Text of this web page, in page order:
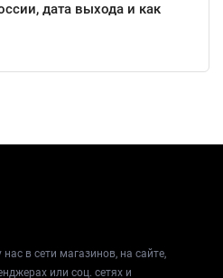
дата выхода и как
в сети магазинов, на сайте,
или соц. сетях и